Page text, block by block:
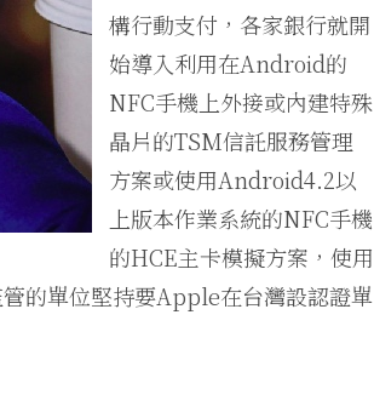
構行動支付，各家銀行就開
始導入利用在Android的
NFC手機上外接或內建特殊
晶片的TSM信託服務管理
方案或使用Android4.2以
上版本作業系統的NFC手機
的HCE主卡模擬方案，使用
的單位堅持要Apple在台灣設認證單